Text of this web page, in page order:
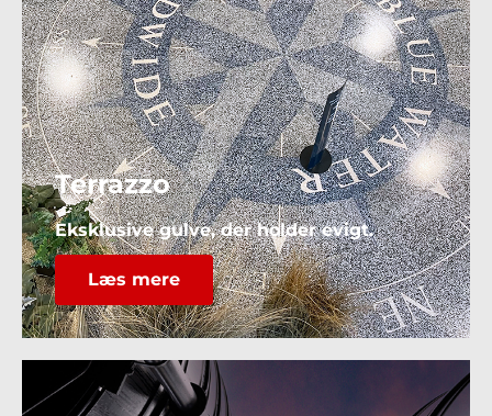
Terrazzo
Eksklusive gulve, der holder evigt.
Læs mere